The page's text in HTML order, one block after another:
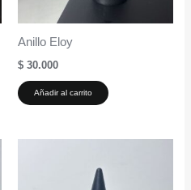
Anillo Eloy
$ 30.000
Añadir al carrito